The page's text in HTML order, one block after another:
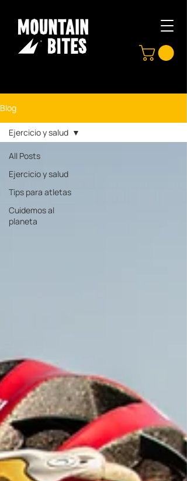
Blog
All Posts
Ejercicio y salud
Tips para atletas
Cuidemos al
planeta
Ejercicio y salud